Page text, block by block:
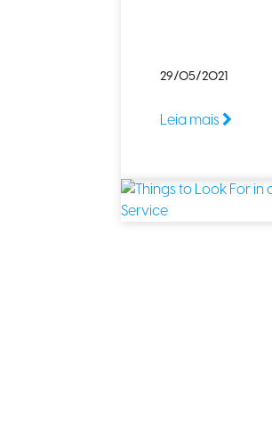
29/05/2021
Leia mais